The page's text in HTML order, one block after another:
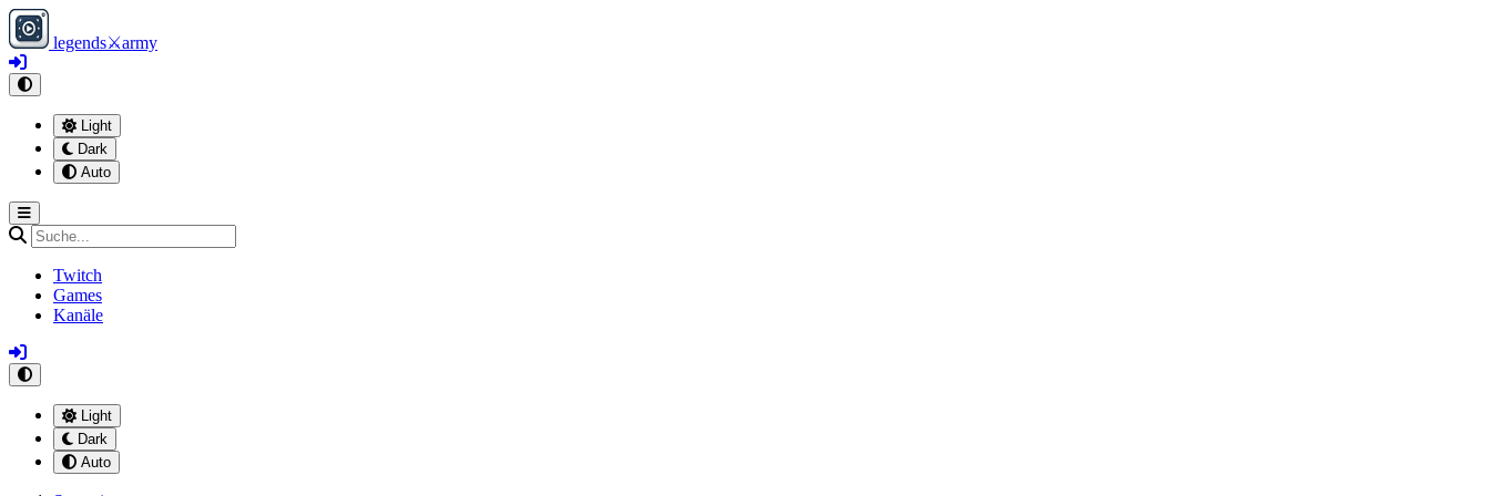
legends⚔army
Light
Dark
Auto
Twitch
Games
Kanäle
Light
Dark
Auto